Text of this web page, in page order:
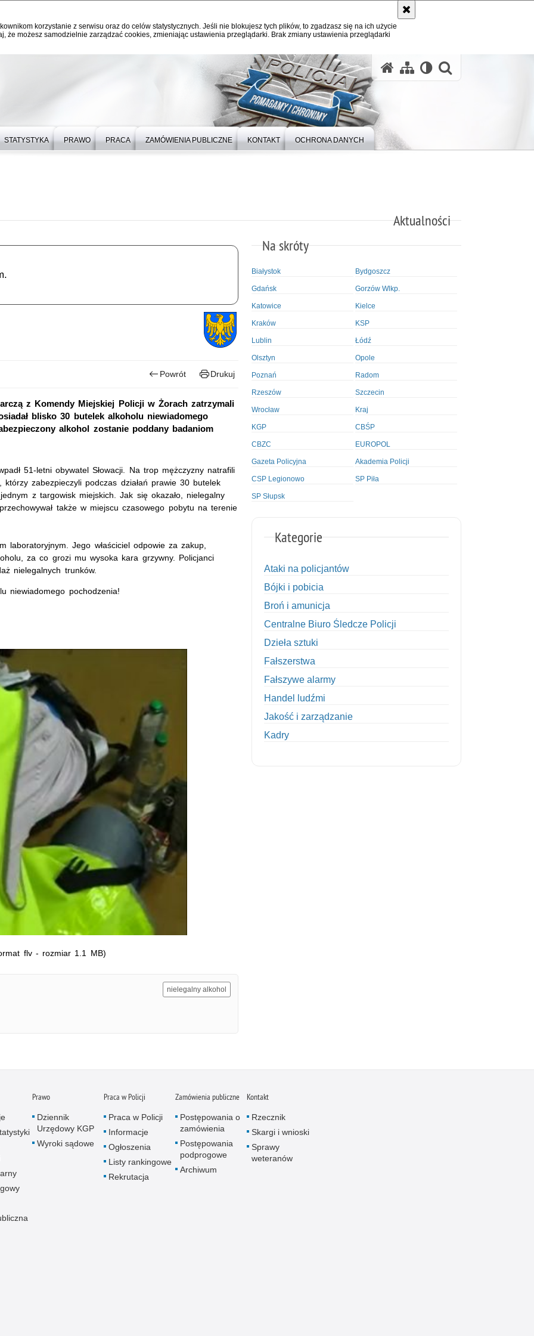
korzystanie z serwisu oraz do celów statystycznych. Jeśli nie blokujesz tych plików, to zgadzasz się na ich użycie
że możesz samodzielnie zarządzać cookies, zmieniając ustawienia przeglądarki. Brak zmiany ustawienia przeglądarki
STATYSTYKA PRAWO PRACA ZAMÓWIENIA PUBLICZNE KONTAKT OCHRONA DANYCH
Aktualności
Powrót Drukuj
z Komendy Miejskiej Policji w Żorach zatrzymali
blisko 30 butelek alkoholu niewiadomego
alkohol zostanie poddany badaniom
51-letni obywatel Słowacji. Na trop mężczyzny natrafili
zabezpieczyli podczas działań prawie 30 butelek
z targowisk miejskich. Jak się okazało, nielegalny
także w miejscu czasowego pobytu na terenie
laboratoryjnym. Jego właściciel odpowie za zakup,
za co grozi mu wysoka kara grzywny. Policjanci
nielegalnych trunków.
niewiadomego pochodzenia!
flv - rozmiar 1.1 MB)
nielegalny alkohol
Na skróty
Białystok Bydgoszcz
Gdańsk Gorzów Wlkp.
Katowice Kielce
Kraków KSP
Lublin Łódź
Olsztyn Opole
Poznań Radom
Rzeszów Szczecin
Wrocław Kraj
KGP CBŚP
CBZC EUROPOL
Gazeta Policyjna Akademia Policji
CSP Legionowo SP Piła
SP Słupsk
Kategorie
Ataki na policjantów
Bójki i pobicia
Broń i amunicja
Centralne Biuro Śledcze Policji
Dzieła sztuki
Fałszerstwa
Fałszywe alarmy
Handel ludźmi
Jakość i zarządzanie
Kadry
Oszustwa
Piractwo przemysłowe
Prawo
Dziennik
Urzędowy KGP
Wyroki sądowe
Praca w Policji
Praca w Policji
Informacje
Ogłoszenia
Listy rankingowe
Rekrutacja
Zamówienia publiczne
Postępowania o
zamówienia
Postępowania
podprogowe
Archiwum
Kontakt
Rzecznik
Skargi i wnioski
Sprawy
weteranów